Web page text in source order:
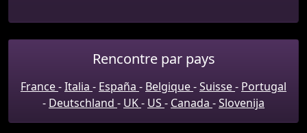
Rencontre par pays
France-Italia - España - Belgique-Suisse- Portugal
- Deutschland - UK- US - Canada -Slovenija